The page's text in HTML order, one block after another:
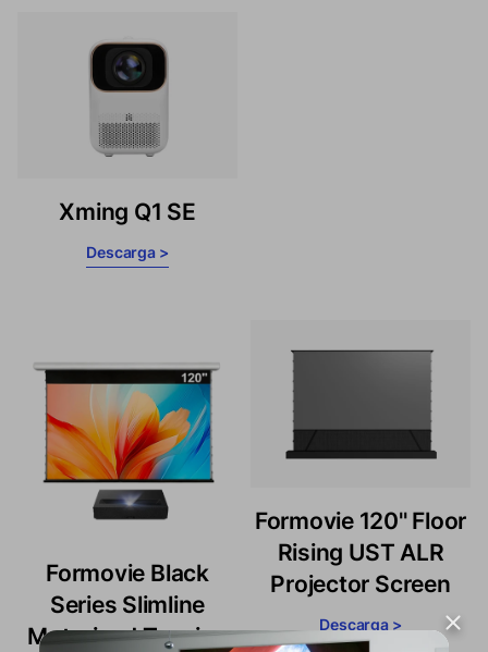
Xming Q1 SE
Descarga >
Formovie Black
Series Slimline
Motorized Tension
Formovie 120'' Floor
Rising UST ALR
Projector Screen
Descarga >